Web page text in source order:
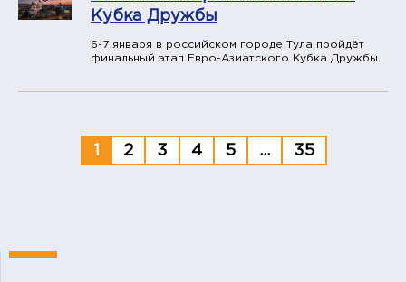
Кубка Дружбы
6-7 января в российском городе Тула пройдёт
финальный этап Евро-Азиатского Кубка Дружбы.
1 2 3 4 5 ... 35